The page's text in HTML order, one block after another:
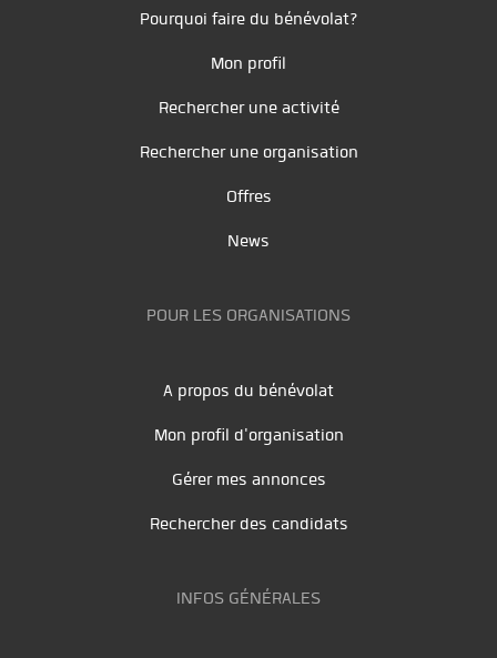
Pourquoi faire du bénévolat?
Mon profil
Rechercher une activité
Rechercher une organisation
Offres
News
POUR LES ORGANISATIONS
A propos du bénévolat
Mon profil d'organisation
Gérer mes annonces
Rechercher des candidats
INFOS GÉNÉRALES